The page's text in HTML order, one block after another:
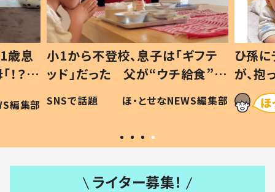
歳息
？」
編集部
小1から不登校、息子は「ギフテ
ッド」だった 父が“ウチ給食”を
作り続ける理由とは #令和の親
#令和の子
SNSで話題 ほ・とせなNEWS編集部
ひ孫
が、
「涙が
い」
ライター募集！